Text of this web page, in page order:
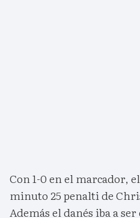
Con 1-0 en el marcador,
minuto 25 penalti de
Además el danés iba a